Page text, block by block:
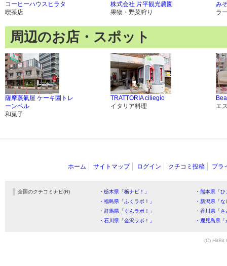
コーヒーハウスヒラタ
喫茶店
株式会社 片平観光農園
果物・野菜狩り
み
ラ
周辺のお店・スポット
薩摩蒸氣屋 ケーキ園トレ
ーンベル
和菓子
TRATTORIA ciliegio
イタリア料理
エ
ホーム サイトマップ ログイン クチコミ投稿 プラ
全国のクチコミナビ(R) ・栃木県「栃ナビ！」
・熊本県「
・福島県「ふくラボ！」
・新潟県「
・群馬県「ぐんラボ！」
・香川県「
・石川県「金沢ラボ！」
・鹿児島県
(C) HitBit